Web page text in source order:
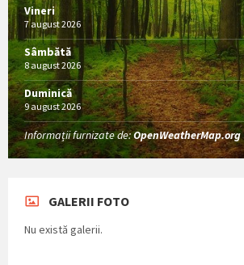
Vineri
7 august 2026
Sâmbătă
8 august 2026
Duminică
9 august 2026
Informații furnizate de:OpenWeatherMap.org
GALERII FOTO
Nu există galerii.